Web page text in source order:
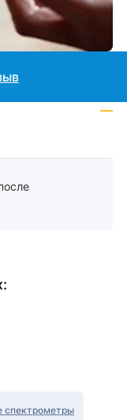
—
спектрометры